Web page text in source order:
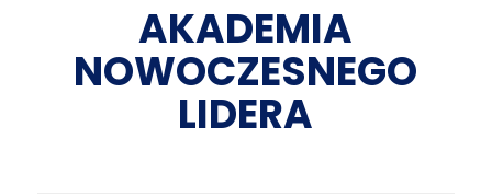
AKADEMIA
NOWOCZESNEGO
LIDERA